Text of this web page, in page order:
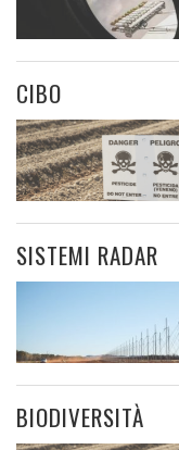
CIBO
SISTEMI RADAR
BIODIVERSITÀ